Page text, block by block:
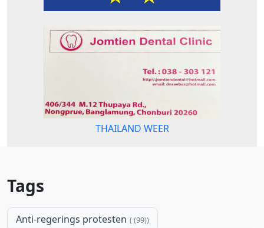
THAILAND WEER
Tags
Anti-regerings protesten (99)